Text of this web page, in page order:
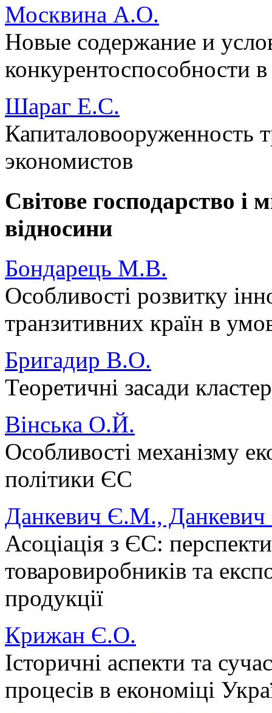
Москвина А.О.
Новые содержание и
конкурентоспособности
Шараг Е.С.
Капиталовооруженность
экономистов
Світове господарство і
відносини
Бондарець М.В.
Особливості розвитку
транзитивних країн в
Бригадир В.О.
Теоретичні засади
Вінська О.Й.
Особливості механізму
політики ЄС
Данкевич Є.М.,
Асоціація з ЄC:
товаровиробників та
продукції
Крижан Є.О.
Історичні аспекти та
процесів в економіці